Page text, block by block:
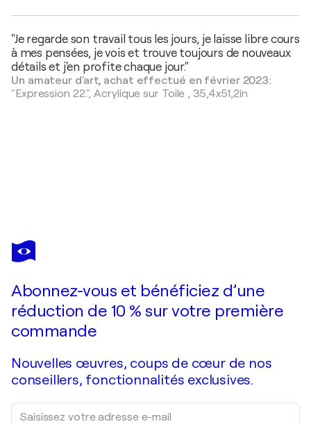
"Je regarde son travail tous les jours, je laisse libre cours
à mes pensées, je vois et trouve toujours de nouveaux
détails et j'en profite chaque jour."
Un amateur d'art, achat effectué en février 2023:
"Expression 22.", Acrylique sur Toile , 35,4x51,2in
IRYNA KASTSOVA
Golden glow 2
Abonnez-vous et bénéficiez d’une
réduction de 10 % sur votre première
commande
Nouvelles œuvres, coups de cœur de nos
conseillers, fonctionnalités exclusives.